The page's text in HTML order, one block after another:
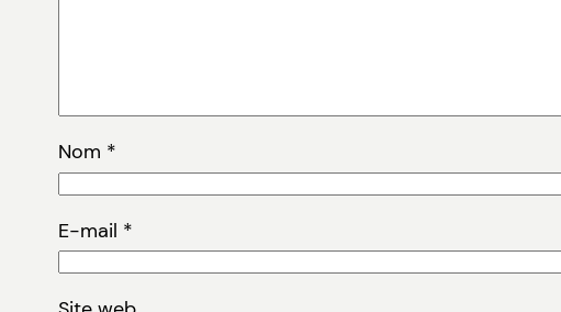
Nom *
E-mail *